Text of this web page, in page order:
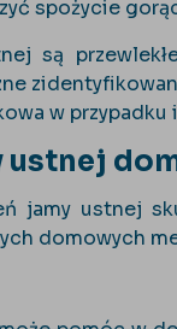
spożycie
są
w
ustnej
jamy ustnej
domowych